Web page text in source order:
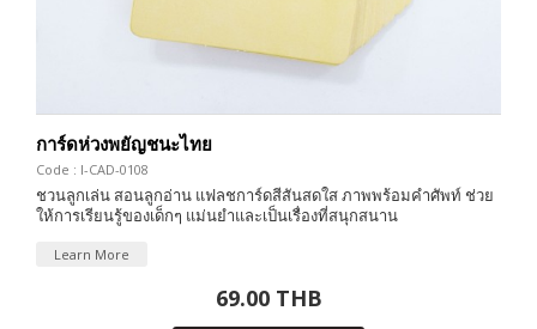
การ์ดห่วงพยัญชนะไทย
Code : I-CAD-0108
ชวนลูกเล่น สอนลูกอ่าน แฟลชการ์ดสีสันสดใส ภาพพร้อมคำศัพท์ ช่วย
ให้การเรียนรู้ของเด็กๆ แม่นยำและเป็นเรื่องที่สนุกสนาน
Learn More
69.00 THB